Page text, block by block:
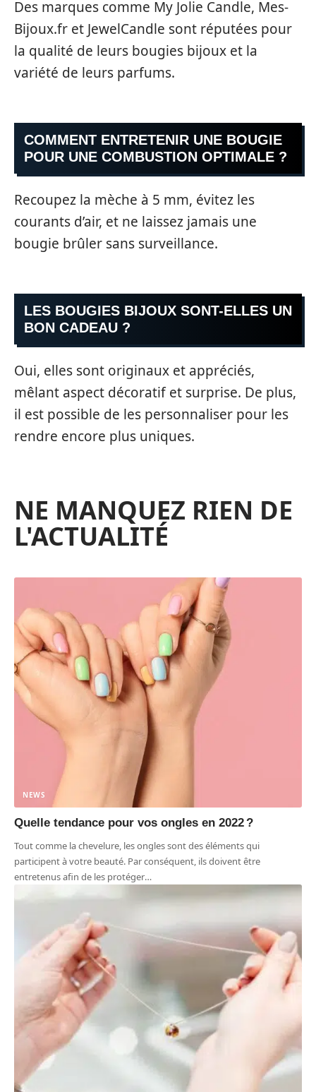
Des marques comme My Jolie Candle, Mes-
Bijoux.fr et JewelCandle sont réputées pour
la qualité de leurs bougies bijoux et la
variété de leurs parfums.
COMMENT ENTRETENIR UNE BOUGIE
POUR UNE COMBUSTION OPTIMALE ?
Recoupez la mèche à 5 mm, évitez les
courants d’air, et ne laissez jamais une
bougie brûler sans surveillance.
LES BOUGIES BIJOUX SONT-ELLES UN
BON CADEAU ?
Oui, elles sont originaux et appréciés,
mêlant aspect décoratif et surprise. De plus,
il est possible de les personnaliser pour les
rendre encore plus uniques.
NE MANQUEZ RIEN DE
L'ACTUALITÉ
NEWS
Quelle tendance pour vos ongles en 2022 ?
Tout comme la chevelure, les ongles sont des éléments qui
participent à votre beauté. Par conséquent, ils doivent être
entretenus afin de les protéger…